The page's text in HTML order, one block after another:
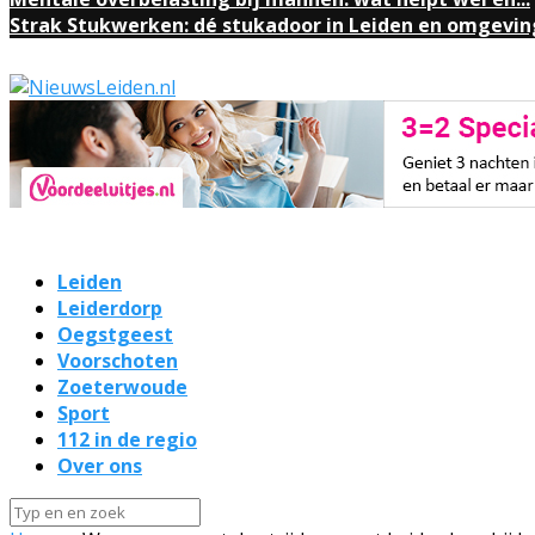
Strak Stukwerken: dé stukadoor in Leiden en
Leiden
Leiderdorp
Oegstgeest
Voorschoten
Zoeterwoude
Sport
112 in de regio
Over ons